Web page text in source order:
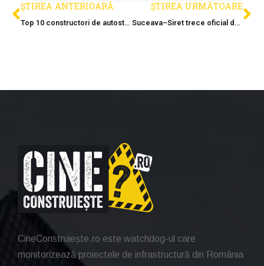
ȘTIREA ANTERIOARĂ
Top 10 constructori de autostrazi dupa valoarea facturilor emise in 2025
ȘTIREA URMĂTOARE
Suceava–Siret trece oficial de la autostrada la drum expres
CineConstruiește.ro este watchdog-ul care
monitorizează proiectele de infrastructură din România